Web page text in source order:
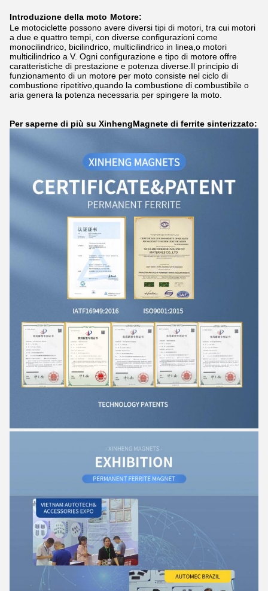
Introduzione della moto Motore:
Le motociclette possono avere diversi tipi di motori, tra cui motori
a due e quattro tempi, con diverse configurazioni come
monocilindrico, bicilindrico, multicilindrico in linea,o motori
multicilindrico a V. Ogni configurazione e tipo di motore offre
caratteristiche di prestazione e potenza diverse.Il principio di
funzionamento di un motore per moto consiste nel ciclo di
combustione ripetitivo,quando la combustione di combustibile o
aria genera la potenza necessaria per spingere la moto.
Per saperne di più su XinhengMagnete di ferrite sinterizzato: